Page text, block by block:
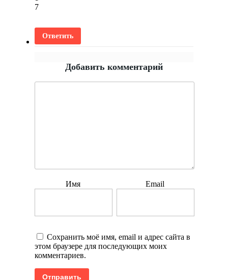
7
Ответить
Добавить комментарий
Имя Email
Сохранить моё имя, email и адрес сайта в
этом браузере для последующих моих
комментариев.